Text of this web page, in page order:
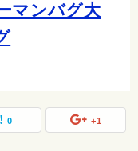
マンバグ大
0 +1